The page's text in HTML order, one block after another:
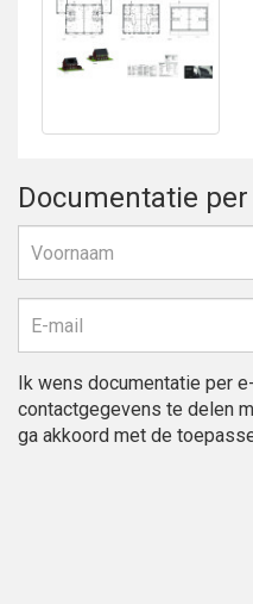
Bekijken
Verkooptekening
woningtype Linde
Documentatie per
Ik wens documentatie per
contactgegevens te delen
ga akkoord met de